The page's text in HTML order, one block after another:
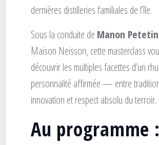
dernières distilleries familiales de l’île.
Sous la conduite de Manon Petetin
Maison Neisson, cette masterclass
découvrir les multiples facettes d’un
personnalité affirmée — entre
innovation et respect absolu du terroir.
Au programme :